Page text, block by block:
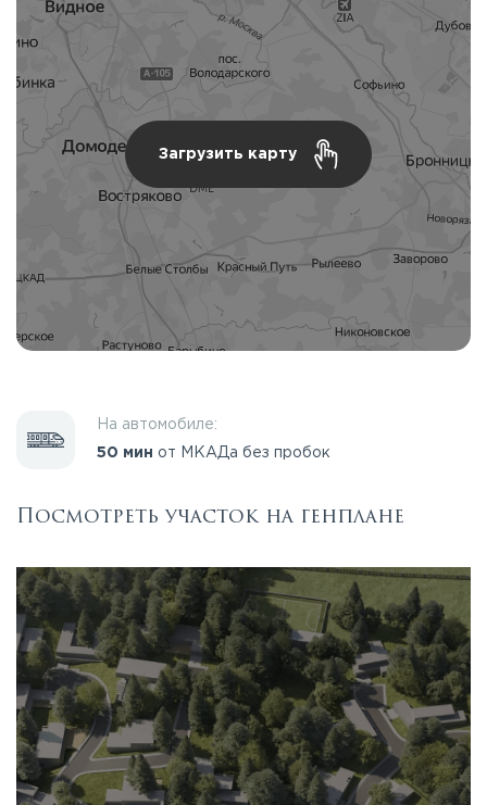
Загрузить карту
На автомобиле:
50 мин от МКАДа без пробок
Посмотреть участок на генплане